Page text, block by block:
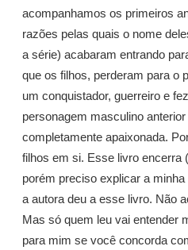
acompanhamos os primeiros
razões pelas quais o nome
a série) acabaram entrando
que os filhos, perderam para o
um conquistador, guerreiro e
personagem masculino
completamente apaixonada.
filhos em si. Esse livro encerra
porém preciso explicar a
a autora deu a esse livro. Não
Mas só quem leu vai entender
para mim se você concorda